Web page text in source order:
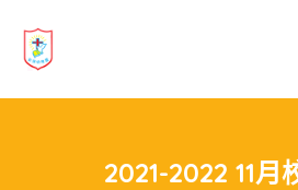
2021-2022 11月
教育